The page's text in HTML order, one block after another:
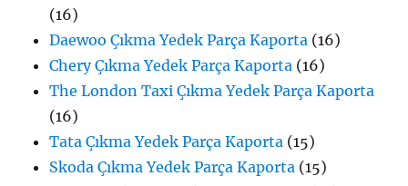
(16)
Daewoo Çıkma Yedek Parça Kaporta (16)
Chery Çıkma Yedek Parça Kaporta (16)
The London Taxi Çıkma Yedek Parça Kaporta
(16)
Tata Çıkma Yedek Parça Kaporta (15)
Skoda Çıkma Yedek Parça Kaporta (15)